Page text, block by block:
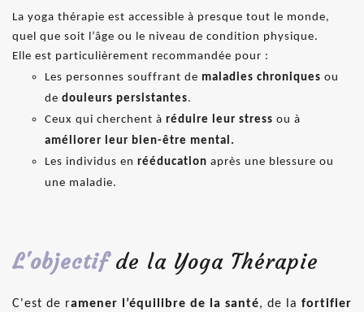
La yoga thérapie est accessible à presque tout le monde,
quel que soit l’âge ou le niveau de condition physique.
Elle est particulièrement recommandée pour :
Les personnes souffrant de maladies chroniques ou
de douleurs persistantes.
Ceux qui cherchent à réduire leur stress ou à
améliorer leur bien-être mental.
Les individus en rééducation après une blessure ou
une maladie.
L'objectifde la Yoga Thérapie
C'est de ramener l’équilibre de la santé, de la fortifier